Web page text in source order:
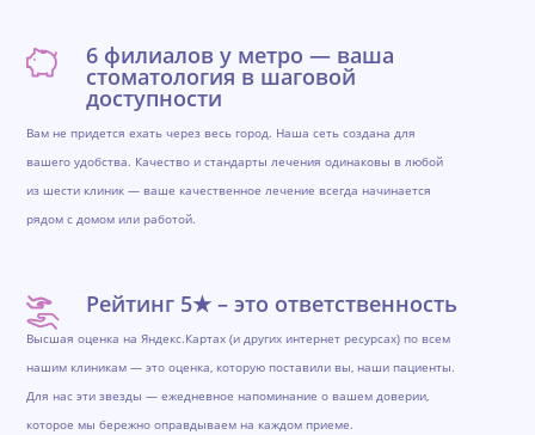
6 филиалов у метро — ваша
стоматология в шаговой
доступности
Вам не придется ехать через весь город. Наша сеть создана для
вашего удобства. Качество и стандарты лечения одинаковы в любой
из шести клиник — ваше качественное лечение всегда начинается
рядом с домом или работой.
Рейтинг 5★ – это ответственность
Высшая оценка на Яндекс.Картах (и других интернет ресурсах) по всем
нашим клиникам — это оценка, которую поставили вы, наши пациенты.
Для нас эти звезды — ежедневное напоминание о вашем доверии,
которое мы бережно оправдываем на каждом приеме.